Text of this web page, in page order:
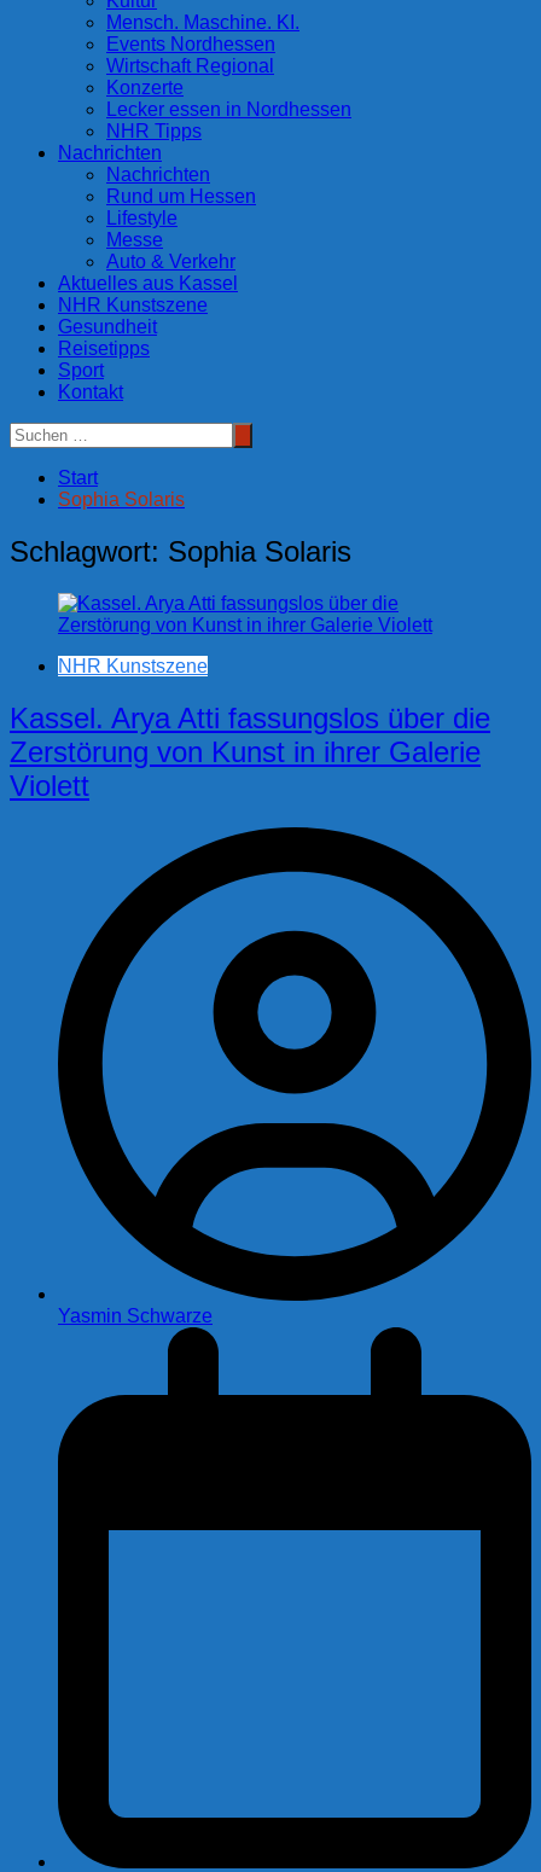
Mensch. Maschine. KI.
Events Nordhessen
Wirtschaft Regional
Konzerte
Lecker essen in Nordhessen
NHR Tipps
Nachrichten
Nachrichten
Rund um Hessen
Lifestyle
Messe
Auto & Verkehr
Aktuelles aus Kassel
NHR Kunstszene
Gesundheit
Reisetipps
Sport
Kontakt
Start
Sophia Solaris
Schlagwort: Sophia Solaris
NHR Kunstszene
Kassel. Arya Atti fassungslos über die
Zerstörung von Kunst in ihrer Galerie
Violett
Yasmin Schwarze